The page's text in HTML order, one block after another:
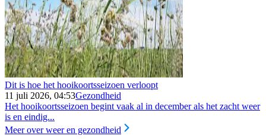
Dit is hoe het hooikoortsseizoen verloopt
11 juli 2026, 04:53Gezondheid
Het hooikoortsseizoen begint vaak al in december als het zacht weer
is en eindig...
Meer over weer en gezondheid